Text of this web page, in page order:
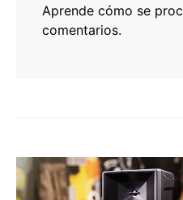
Aprende cómo se
comentarios.